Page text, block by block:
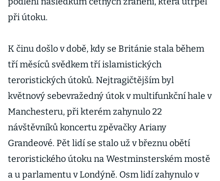
při útoku.
K činu došlo v době, kdy se Británie stala během
tří měsíců svědkem tří islamistických
teroristických útoků. Nejtragičtějším byl
květnový sebevražedný útok v multifunkční hale v
Manchesteru, při kterém zahynulo 22
návštěvníků koncertu zpěvačky Ariany
Grandeové. Pět lidí se stalo už v březnu obětí
teroristického útoku na Westminsterském mostě
a u parlamentu v Londýně. Osm lidí zahynulo v